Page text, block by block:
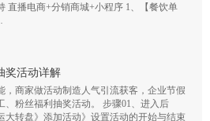
直播电商+分销商城+小程序 1、【餐饮单
奖活动详解
，商家做活动制造人气引流获客，企业节假
、粉丝福利抽奖活动。 步骤01、进入后
大转盘》添加活动》设置活动的开始与结束